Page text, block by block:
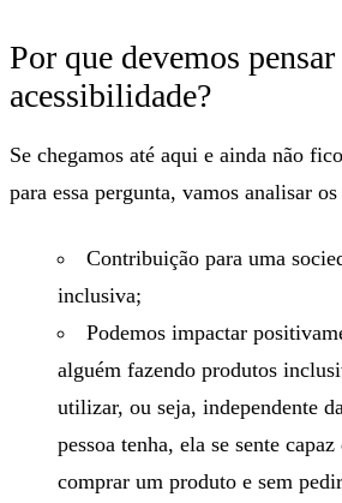
Por que devemos
acessibilidade?
Se chegamos até aqui e ainda não
para essa pergunta, vamos analisar
Contribuição para uma
inclusiva;
Podemos impactar
alguém fazendo produtos
utilizar, ou seja, independente
pessoa tenha, ela se sente
comprar um produto e sem